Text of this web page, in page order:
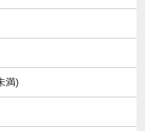
満)